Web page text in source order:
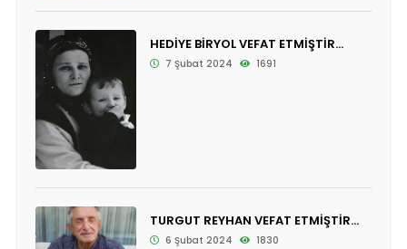
HEDİYE BİRYOL VEFAT ETMİŞTİR...
7 Şubat 2024 1691
TURGUT REYHAN VEFAT ETMİŞTİR...
6 Şubat 2024 1830